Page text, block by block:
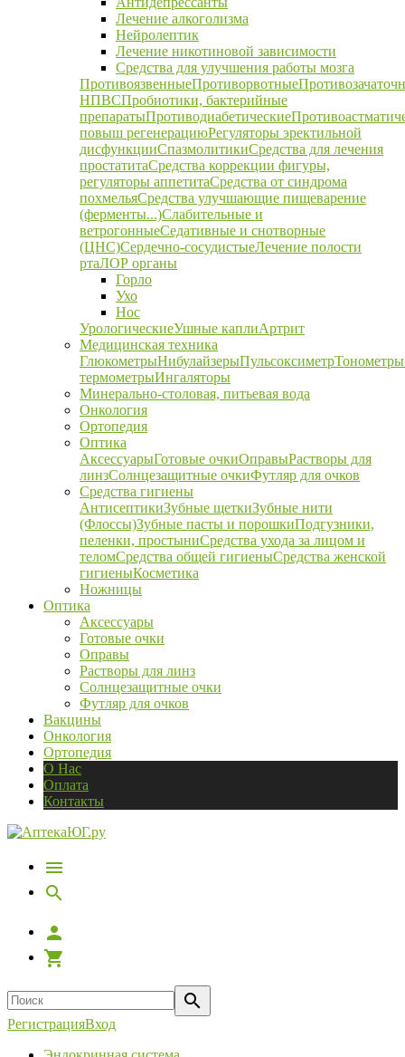
Лечение алкоголизма
Нейролептик
Лечение никотиновой зависимости
Средства для улучшения работы мозга
ПротивоязвенныеПротиворвотные
НПВСПробиотики, бактерийные
препаратыПротиводиабетические
повыш регенерациюРегуляторы эректильной
дисфункцииСпазмолитикиСредства для лечения
простатитаСредства коррекции фигуры,
регуляторы аппетитаСредства от синдрома
похмельяСредства улучшающие пищеварение
(ферменты...)Слабительные и
ветрогонныеСедативные и снотворные
(ЦНС)Сердечно-сосудистыеЛечение полости
ртаЛОР органы
Горло
Ухо
Нос
УрологическиеУшные каплиАртрит
Медицинская техника
ГлюкометрыНибулайзерыПульсоксиметрТонометры
термометрыИнгаляторы
Минерально-столовая, питьевая вода
Онкология
Ортопедия
Оптика
АксессуарыГотовые очкиОправыРастворы для
линзСолнцезащитные очкиФутляр для очков
Средства гигиены
АнтисептикиЗубные щеткиЗубные нити
(Флоссы)Зубные пасты и порошкиПодгузники,
пеленки, простыниСредства ухода за лицом и
теломСредства общей гигиеныСредства женской
гигиеныКосметика
Ножницы
Оптика
Аксессуары
Готовые очки
Оправы
Растворы для линз
Солнцезащитные очки
Футляр для очков
Вакцины
Онкология
Ортопедия
О Нас
Оплата
Контакты
РегистрацияВход